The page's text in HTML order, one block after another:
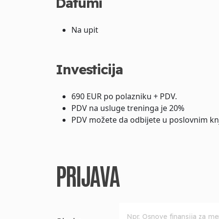
Na upit
Investicija
690 EUR po polazniku + PDV.
PDV na usluge treninga je 20%
PDV možete da odbijete u poslovnim
PRIJAVA